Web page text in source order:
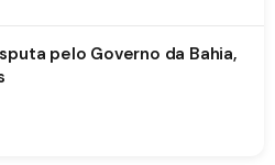
pelo Governo da Bahia,